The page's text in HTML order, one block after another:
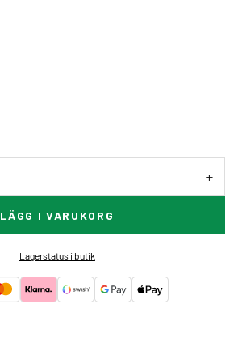
LÄGG I VARUKORG
Lagerstatus i butik